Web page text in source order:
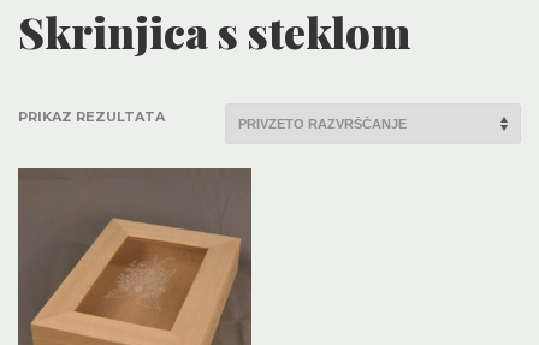
Skrinjica s steklom
PRIKAZ REZULTATA